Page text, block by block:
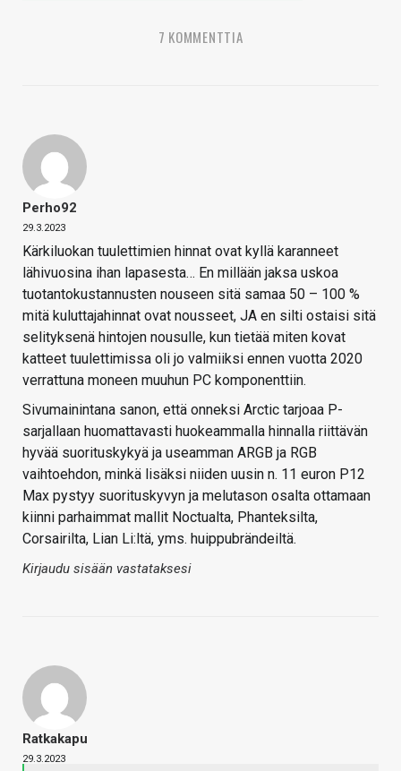
7 KOMMENTTIA
Perho92
29.3.2023
Kärkiluokan tuulettimien hinnat ovat kyllä karanneet
lähivuosina ihan lapasesta… En millään jaksa uskoa
tuotantokustannusten nouseen sitä samaa 50 – 100 %
mitä kuluttajahinnat ovat nousseet, JA en silti ostaisi sitä
selityksenä hintojen nousulle, kun tietää miten kovat
katteet tuulettimissa oli jo valmiiksi ennen vuotta 2020
verrattuna moneen muuhun PC komponenttiin.
Sivumainintana sanon, että onneksi Arctic tarjoaa P-
sarjallaan huomattavasti huokeammalla hinnalla riittävän
hyvää suorituskykyä ja useamman ARGB ja RGB
vaihtoehdon, minkä lisäksi niiden uusin n. 11 euron P12
Max pystyy suorituskyvyn ja melutason osalta ottamaan
kiinni parhaimmat mallit Noctualta, Phanteksilta,
Corsairilta, Lian Li:ltä, yms. huippubrändeiltä.
Kirjaudu sisään vastataksesi
Ratkakapu
29.3.2023